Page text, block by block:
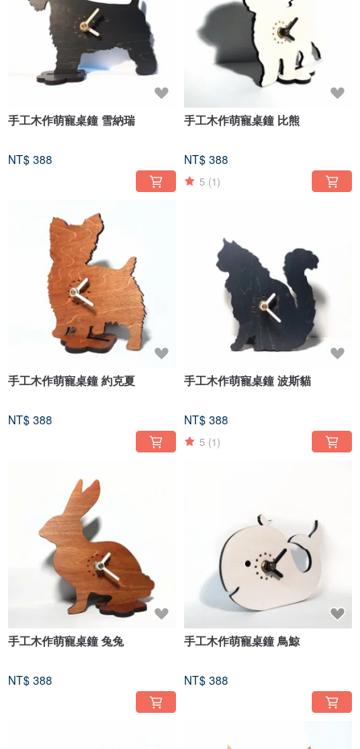
手工木作萌寵桌鐘 雪納瑞
NT$ 388
手工木作萌寵桌鐘 比熊
NT$ 388
5 (1)
手工木作萌寵桌鐘 約克夏
NT$ 388
手工木作萌寵桌鐘 波斯貓
NT$ 388
5 (1)
手工木作萌寵桌鐘 兔兔
NT$ 388
手工木作萌寵桌鐘 鳥鯨
NT$ 388